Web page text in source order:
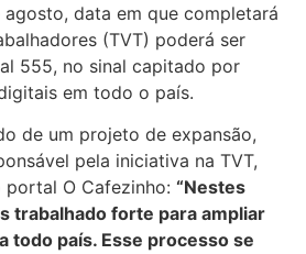
data em que completará
(TVT) poderá ser
555, no sinal capitado por
em todo o país.
de um projeto de expansão,
pela iniciativa na TVT,
portal O Cafezinho: “Nestes
trabalhado forte para ampliar
todo país. Esse processo se